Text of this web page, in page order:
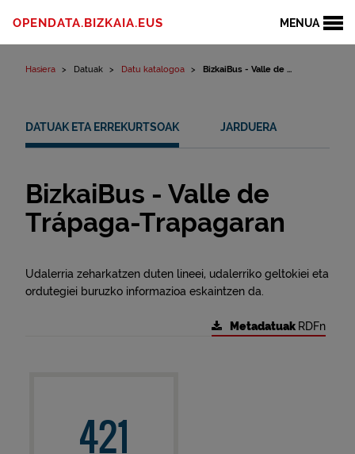
MENUA
OPENDATA.BIZKAIA.EUS
Hasiera Datuak Datu katalogoa BizkaiBus - Valle de ...
DATUAK ETA ERREKURTSOAK JARDUERA
BizkaiBus - Valle de
Trápaga-Trapagaran
Udalerria zeharkatzen duten lineei, udalerriko geltokiei eta
ordutegiei buruzko informazioa eskaintzen da.
Metadatuak RDFn
421